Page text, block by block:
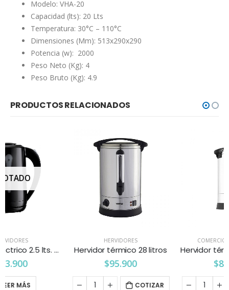
Modelo: VHA-20
Capacidad (lts): 20 Lts
Temperatura: 30°C – 110°C
Dimensiones (Mm): 513x290x290
Potencia (w): 2000
Peso Neto (Kg): 4
Peso Bruto (Kg): 4.9
PRODUCTOS RELACIONADOS
Hervidor térmico 28 litros
COTIZAR
COMERCIO HERVIDORES
Hervidor térmico 10 litros con percolador
COTIZAR